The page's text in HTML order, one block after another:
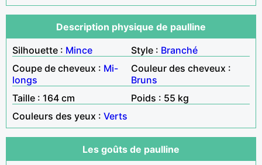
Description physique de paulline
Silhouette : Mince Style : Branché
Coupe de cheveux : Mi-
longs
Couleur des cheveux :
Bruns
Taille : 164 cm
Poids : 55 kg
Couleurs des yeux : Verts
Les goûts de paulline